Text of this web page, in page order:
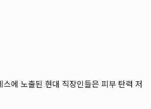
에 노출된 현대 직장인들은 피부 탄력 저